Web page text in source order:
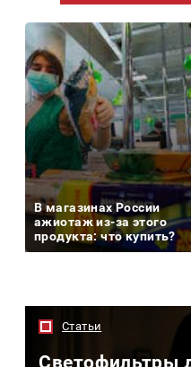
В магазинах России
ажиотаж из-за этого
продукта: что купить?
Статьи